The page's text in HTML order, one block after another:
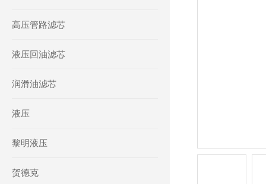
高压管路滤芯
液压回油滤芯
润滑油滤芯
液压
黎明液压
贺德克